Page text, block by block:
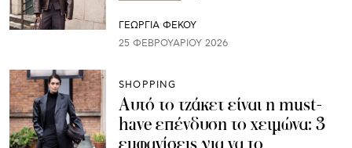
ΓΕΩΡΓΙΑ ΦΕΚΟΥ
25 ΦΕΒΡΟΥΑΡΊΟΥ 2026
SHOPPING
Αυτό το τζάκετ είναι η must-
have επένδυση το χειμώνα: 3
εμφανίσεις για να το